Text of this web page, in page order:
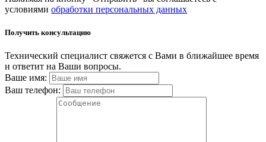
условиями обработки персональных данных
Получить консультацию
Технический специалист свяжется с Вами в ближайшее время
и ответит на Ваши вопросы.
Ваше имя:
Ваш телефон: